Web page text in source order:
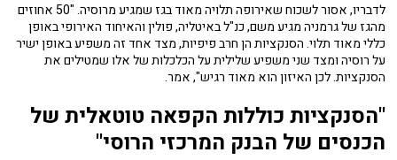
לדבריו, אסור לשכוח שאירופה תלויה מאוד בגז שמגיע מרוסיה. "50 אחוזים
מהגז של גרמניה מגיע משם, כנ"ל באיטליה, פולין והאיחוד האירופי באופן
כללי מאוד תלוי. הסנקציות הן חרב פיפיות, מצד אחד זה משפיע באופן ישיר
על רוסיה ומצד שני משפיע שלילית על הכלכלות של אלו שמטילים את
הסנקציות. לכן האיזון הוא מאוד רגיש", אמר.
"הסנקציות כוללות הקפאה טוטאלית של
הכנסים של הבנק המרכזי הרוסי"